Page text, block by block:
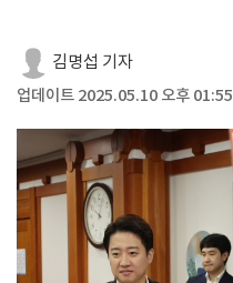
김명섭 기자
업데이트 2025.05.10 오후 01:55